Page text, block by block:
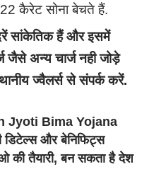
कैरेट सोना बेचते हैं.
सांकेतिक हैं और इसमें
जैसे अन्य चार्ज नही जोड़े
ज्वैलर्स से संपर्क करें.
Jyoti Bima Yojana
डिटेल्स और बेनिफिट्स
तैयारी, बन सकता है देश